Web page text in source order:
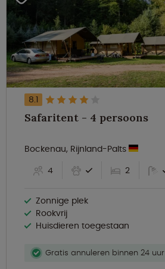
8.1
Safaritent - 4 persoons
Bockenau, Rijnland-Palts
4
2
Zonnige plek
Rookvrij
Huisdieren toegestaan
Gratis annuleren binnen 24 uur